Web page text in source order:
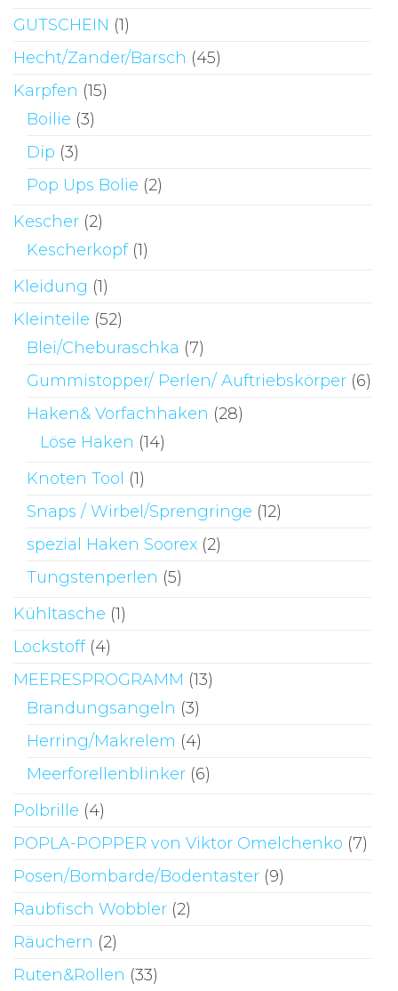
GUTSCHEIN (1)
Hecht/Zander/Barsch (45)
Karpfen (15)
Boilie (3)
Dip (3)
Pop Ups Bolie (2)
Kescher (2)
Kescherkopf (1)
Kleidung (1)
Kleinteile (52)
Blei/Cheburaschka (7)
Gummistopper/ Perlen/ Auftriebskörper (6)
Haken& Vorfachhaken (28)
Löse Haken (14)
Knoten Tool (1)
Snaps / Wirbel/Sprengringe (12)
spezial Haken Soorex (2)
Tungstenperlen (5)
Kühltasche (1)
Lockstoff (4)
MEERESPROGRAMM (13)
Brandungsangeln (3)
Herring/Makrelem (4)
Meerforellenblinker (6)
Polbrille (4)
POPLA-POPPER von Viktor Omelchenko (7)
Posen/Bombarde/Bodentaster (9)
Raubfisch Wobbler (2)
Räuchern (2)
Ruten&Rollen (33)